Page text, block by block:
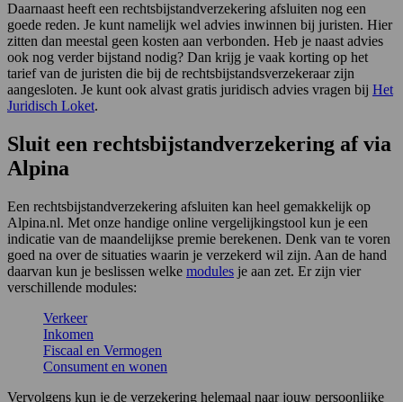
Daarnaast heeft een rechtsbijstandverzekering afsluiten nog een
goede reden. Je kunt namelijk wel advies inwinnen bij juristen. Hier
zitten dan meestal geen kosten aan verbonden. Heb je naast advies
ook nog verder bijstand nodig? Dan krijg je vaak korting op het
tarief van de juristen die bij de rechtsbijstandsverzekeraar zijn
aangesloten. Je kunt ook alvast gratis juridisch advies vragen bij Het
Juridisch Loket.
Sluit een rechtsbijstandverzekering af via
Alpina
Een rechtsbijstandverzekering afsluiten kan heel gemakkelijk op
Alpina.nl. Met onze handige online vergelijkingstool kun je een
indicatie van de maandelijkse premie berekenen. Denk van te voren
goed na over de situaties waarin je verzekerd wil zijn. Aan de hand
daarvan kun je beslissen welke modules je aan zet. Er zijn vier
verschillende modules:
Verkeer
Inkomen
Fiscaal en Vermogen
Consument en wonen
Vervolgens kun je de verzekering helemaal naar jouw persoonlijke